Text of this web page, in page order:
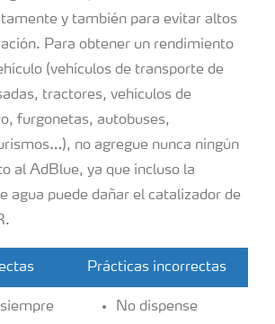
y también para evitar altos
Para obtener un rendimiento
(vehículos de transporte de
tractores, vehículos de
furgonetas, autobuses,
no agregue nunca ningún
al AdBlue, ya que incluso la
agua puede dañar el catalizador de
Prácticas incorrectas
No dispense